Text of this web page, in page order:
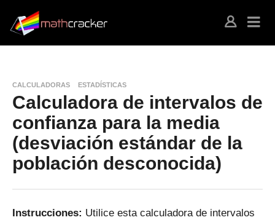
CALCULADORAS ESTADÍSTICAS
Calculadora de intervalos de
confianza para la media
(desviación estándar de la
población desconocida)
Instrucciones: Utilice esta calculadora de intervalos